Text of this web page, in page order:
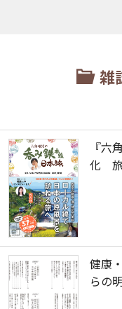
雑
『六
化 旅
健康
らの